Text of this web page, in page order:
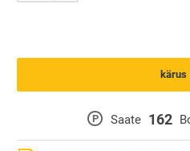
P Saate 162
kärus